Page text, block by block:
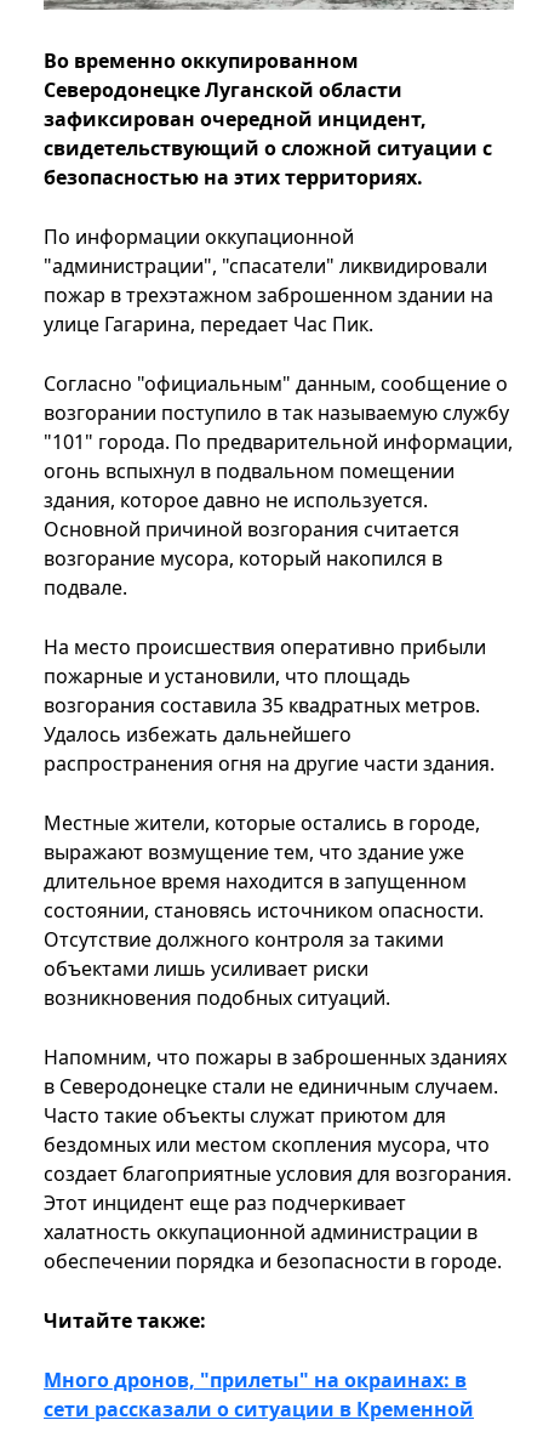
Во временно оккупированном
Северодонецке Луганской области
зафиксирован очередной инцидент,
свидетельствующий о сложной ситуации с
безопасностью на этих территориях.
По информации оккупационной
"администрации", "спасатели" ликвидировали
пожар в трехэтажном заброшенном здании на
улице Гагарина, передает Час Пик.
Согласно "официальным" данным, сообщение о
возгорании поступило в так называемую службу
"101" города. По предварительной информации,
огонь вспыхнул в подвальном помещении
здания, которое давно не используется.
Основной причиной возгорания считается
возгорание мусора, который накопился в
подвале.
На место происшествия оперативно прибыли
пожарные и установили, что площадь
возгорания составила 35 квадратных метров.
Удалось избежать дальнейшего
распространения огня на другие части здания.
Местные жители, которые остались в городе,
выражают возмущение тем, что здание уже
длительное время находится в запущенном
состоянии, становясь источником опасности.
Отсутствие должного контроля за такими
объектами лишь усиливает риски
возникновения подобных ситуаций.
Напомним, что пожары в заброшенных зданиях
в Северодонецке стали не единичным случаем.
Часто такие объекты служат приютом для
бездомных или местом скопления мусора, что
создает благоприятные условия для возгорания.
Этот инцидент еще раз подчеркивает
халатность оккупационной администрации в
обеспечении порядка и безопасности в городе.
Читайте также:
Много дронов, "прилеты" на окраинах: в
сети рассказали о ситуации в Кременной